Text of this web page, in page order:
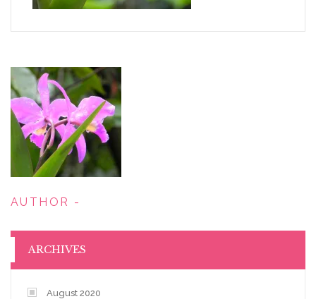
AUTHOR -
ARCHIVES
August 2020